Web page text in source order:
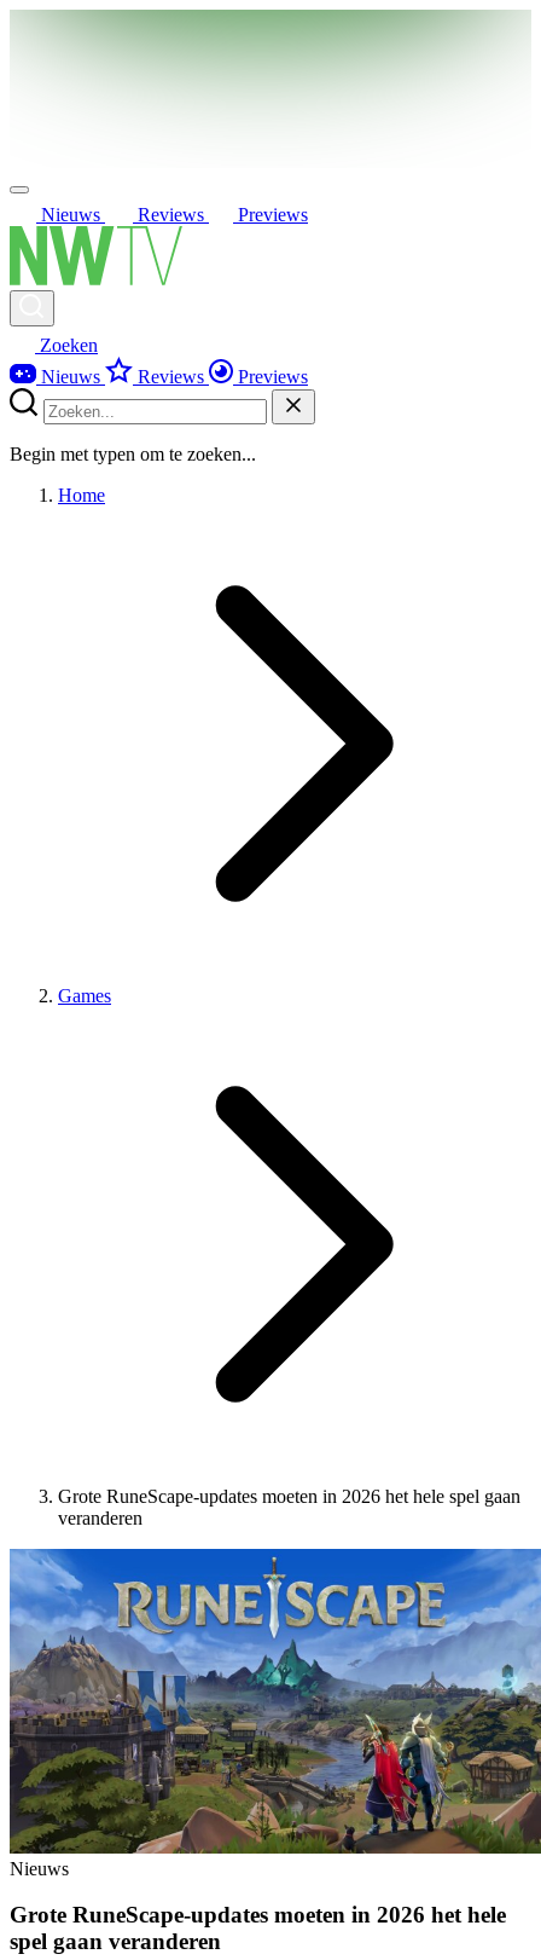
Nieuws Reviews Previews
Zoeken
Nieuws
Reviews Previews
Begin met typen om te zoeken...
Home
Games
Grote RuneScape-updates moeten in 2026 het hele spel gaan
veranderen
Nieuws
Grote RuneScape-updates moeten in 2026 het hele
spel gaan veranderen